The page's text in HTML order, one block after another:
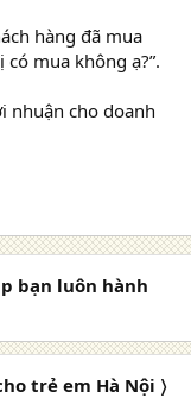
hàng đã mua
mua không ạ?”.
nhuận cho doanh
bạn luôn hành
trẻ em Hà Nội 〉